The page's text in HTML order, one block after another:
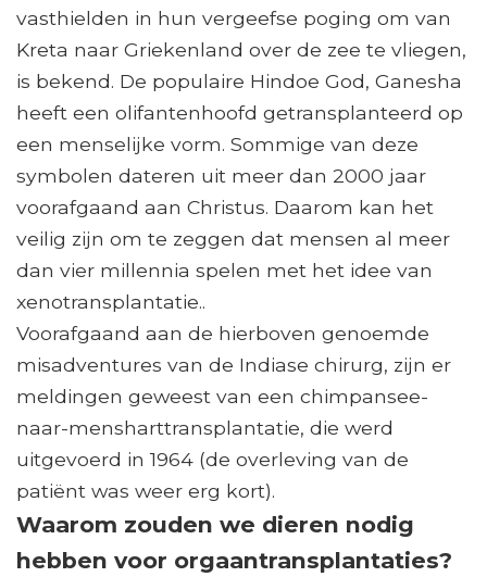
vasthielden in hun vergeefse poging om van
Kreta naar Griekenland over de zee te vliegen,
is bekend. De populaire Hindoe God, Ganesha
heeft een olifantenhoofd getransplanteerd op
een menselijke vorm. Sommige van deze
symbolen dateren uit meer dan 2000 jaar
voorafgaand aan Christus. Daarom kan het
veilig zijn om te zeggen dat mensen al meer
dan vier millennia spelen met het idee van
xenotransplantatie..
Voorafgaand aan de hierboven genoemde
misadventures van de Indiase chirurg, zijn er
meldingen geweest van een chimpansee-
naar-mensharttransplantatie, die werd
uitgevoerd in 1964 (de overleving van de
patiënt was weer erg kort).
Waarom zouden we dieren nodig
hebben voor orgaantransplantaties?